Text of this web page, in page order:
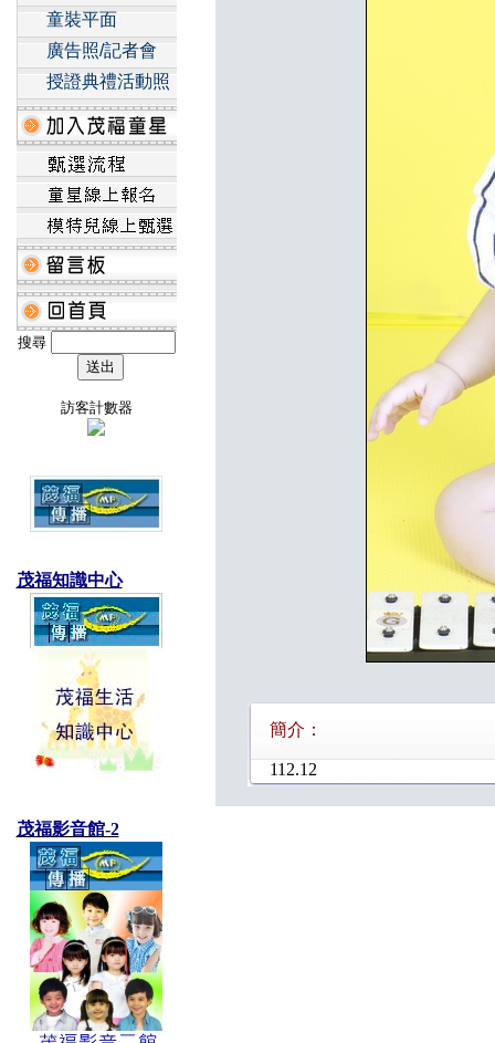
童裝平面
廣告照/記者會
授證典禮活動照
搜尋
訪客計數器
茂福知識中心
茂福影音館-2
簡介：
112.12